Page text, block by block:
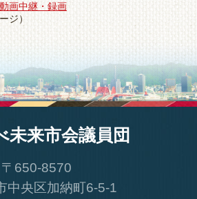
画中継・録画
ジ）
未来市会議員団
〒650-8570
中央区加納町6-5-1